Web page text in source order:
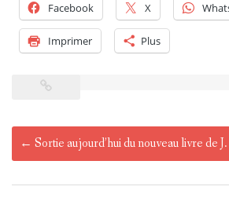
Facebook X
Imprimer Plus
Post
navigation
← Sortie aujourd’hui du nouveau livre de